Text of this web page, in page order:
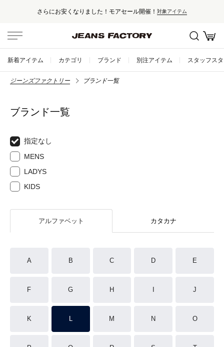
さらにお安くなりました！モアセール開催！ 対象アイテム
新着アイテム カテゴリ ブランド 別注アイテム スタッフス
ジーンズファクトリー ブランド一覧
ブランド一覧
指定なし
MENS
LADYS
KIDS
アルファベット カタカナ
A B C D E
F G H J
K L M N O